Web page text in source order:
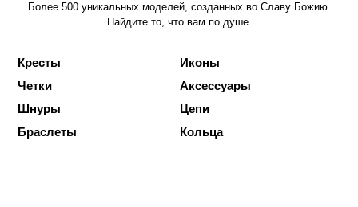
Более 500 уникальных моделей, созданных во Славу Божию.
Найдите то, что вам по душе.
Кресты
Иконы
Четки
Аксессуары
Шнуры
Цепи
Браслеты
Кольца